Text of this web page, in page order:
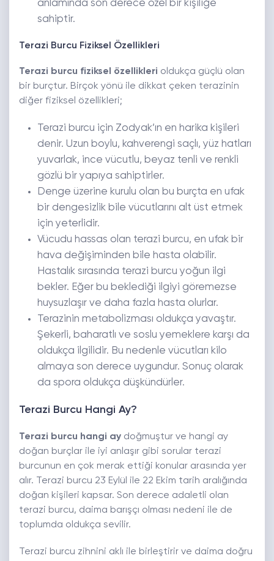
anlamında son derece özel bir kişiliğe
sahiptir.
Terazi Burcu Fiziksel Özellikleri
Terazi burcu fiziksel özellikleri oldukça güçlü olan
bir burçtur. Birçok yönü ile dikkat çeken terazinin
diğer fiziksel özellikleri;
Terazi burcu için Zodyak’ın en harika kişileri
denir. Uzun boylu, kahverengi saçlı, yüz hatları
yuvarlak, ince vücutlu, beyaz tenli ve renkli
gözlü bir yapıya sahiptirler.
Denge üzerine kurulu olan bu burçta en ufak
bir dengesizlik bile vücutlarını alt üst etmek
için yeterlidir.
Vücudu hassas olan terazi burcu, en ufak bir
hava değişiminden bile hasta olabilir.
Hastalık sırasında terazi burcu yoğun ilgi
bekler. Eğer bu beklediği ilgiyi göremezse
huysuzlaşır ve daha fazla hasta olurlar.
Terazinin metabolizması oldukça yavaştır.
Şekerli, baharatlı ve soslu yemeklere karşı da
oldukça ilgilidir. Bu nedenle vücutları kilo
almaya son derece uygundur. Sonuç olarak
da spora oldukça düşkündürler.
Terazi Burcu Hangi Ay?
Terazi burcu hangi ay doğmuştur ve hangi ay
doğan burçlar ile iyi anlaşır gibi sorular terazi
burcunun en çok merak ettiği konular arasında yer
alır. Terazi burcu 23 Eylül ile 22 Ekim tarih aralığında
doğan kişileri kapsar. Son derece adaletli olan
terazi burcu, daima barışçı olması nedeni ile de
toplumda oldukça sevilir.
Terazi burcu zihnini aklı ile birleştirir ve daima doğru